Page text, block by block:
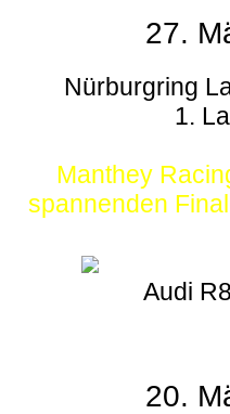
27.
Nürburgring
1.
Manthey
spannenden
Audi
20.